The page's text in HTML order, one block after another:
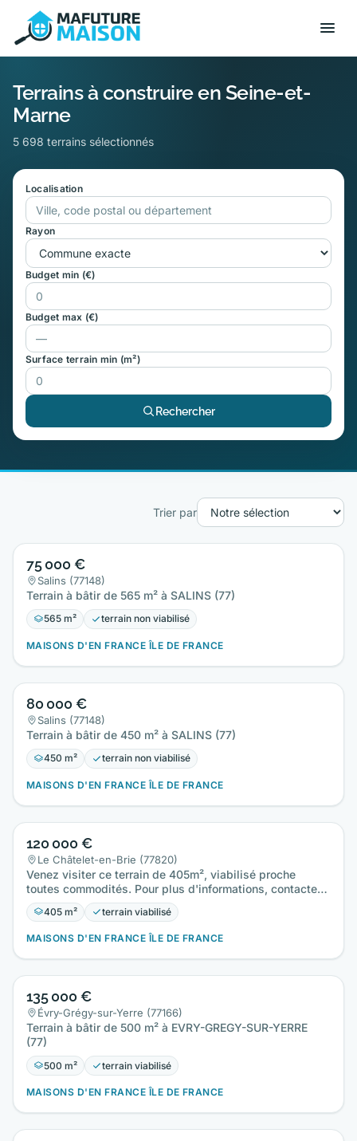
Terrains à construire en Seine-et-
Marne
5 698 terrains sélectionnés
Localisation
Rayon
Budget min (€)
Budget max (€)
Surface terrain min (m²)
Rechercher
Trier par
75 000 €
Salins (77148)
Terrain à bâtir de 565 m² à SALINS (77)
565 m² terrain non viabilisé
MAISONS D'EN FRANCE ÎLE DE FRANCE
80 000 €
Salins (77148)
Terrain à bâtir de 450 m² à SALINS (77)
450 m² terrain non viabilisé
MAISONS D'EN FRANCE ÎLE DE FRANCE
120 000 €
Le Châtelet-en-Brie (77820)
Venez visiter ce terrain de 405m², viabilisé proche
toutes commodités. Pour plus d'informations, contactez
Monsieur…
405 m² terrain viabilisé
MAISONS D'EN FRANCE ÎLE DE FRANCE
135 000 €
Évry-Grégy-sur-Yerre (77166)
Terrain à bâtir de 500 m² à EVRY-GREGY-SUR-YERRE
(77)
500 m² terrain viabilisé
MAISONS D'EN FRANCE ÎLE DE FRANCE